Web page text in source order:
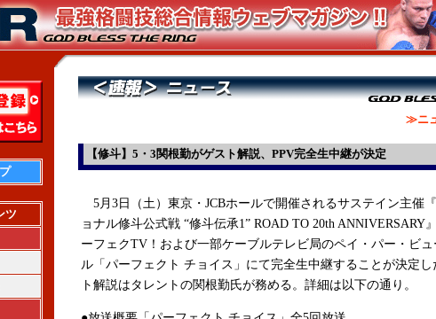
ツ
≫ニ
【修斗】5・3関根勤がゲスト解説、PPV完全生中継が決定
5月3日（土）東京・JCBホールで開催されるサステイン主催
ョナル修斗公式戦 “修斗伝承1” ROAD TO 20th ANNIVERSARY
ーフェクTV！および一部ケーブルテレビ局のペイ・パー・ビ
ル「パーフェクト チョイス」にて完全生中継することが決定
ト解説はタレントの関根勤氏が務める。詳細は以下の通り。